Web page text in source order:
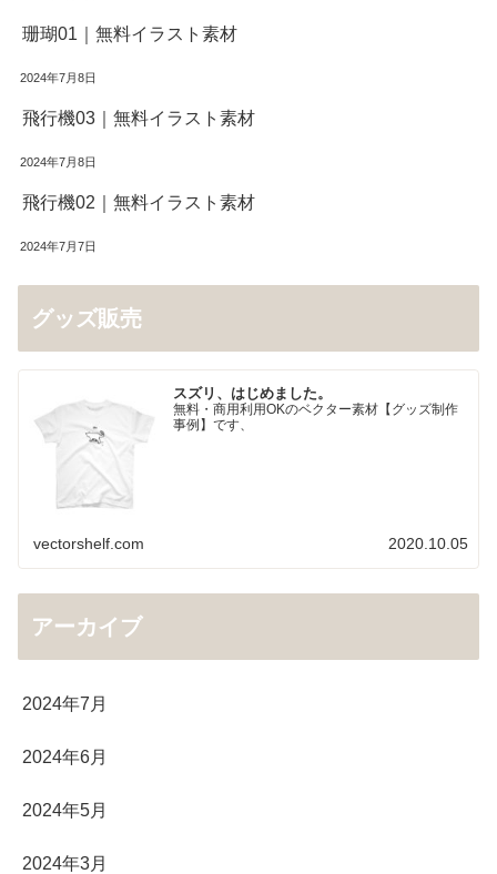
珊瑚01｜無料イラスト素材
2024年7月8日
飛行機03｜無料イラスト素材
2024年7月8日
飛行機02｜無料イラスト素材
2024年7月7日
グッズ販売
スズリ、はじめました。
無料・商用利用OKのベクター素材【グッズ制作
事例】です、
vectorshelf.com 2020.10.05
アーカイブ
2024年7月
2024年6月
2024年5月
2024年3月